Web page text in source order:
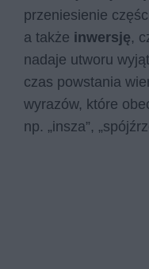
przeniesienie
a także inwersję,
nadaje utworu
czas powstania
wyrazów, które
np. „insza”,